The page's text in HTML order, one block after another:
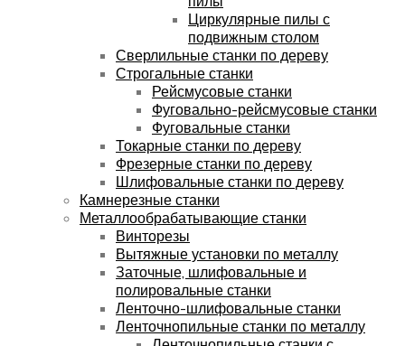
Циркулярные пилы с
подвижным столом
Сверлильные станки по дереву
Строгальные станки
Рейсмусовые станки
Фуговально-рейсмусовые станки
Фуговальные станки
Токарные станки по дереву
Фрезерные станки по дереву
Шлифовальные станки по дереву
Камнерезные станки
Металлообрабатывающие станки
Винторезы
Вытяжные установки по металлу
Заточные, шлифовальные и
полировальные станки
Ленточно-шлифовальные станки
Ленточнопильные станки по металлу